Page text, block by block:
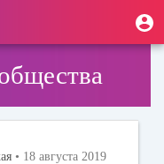
• 18 августа 2019